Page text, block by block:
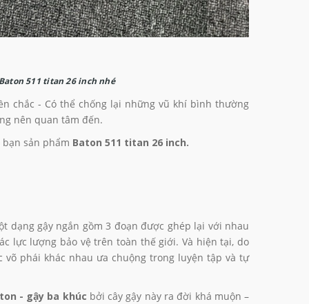
511 titan 26 inch nhé
chắc - Có thể chống lại những vũ khí bình thường
nên quan tâm đến.
sản phẩm Baton 511 titan 26 inch.
dạng gậy ngắn gồm 3 đoạn được ghép lại với nhau
lực lượng bảo vệ trên toàn thế giới. Và hiện tại, do
phái khác nhau ưa chuộng trong luyện tập và tự
- gậy ba khúc bởi cây gậy này ra đời khá muộn –